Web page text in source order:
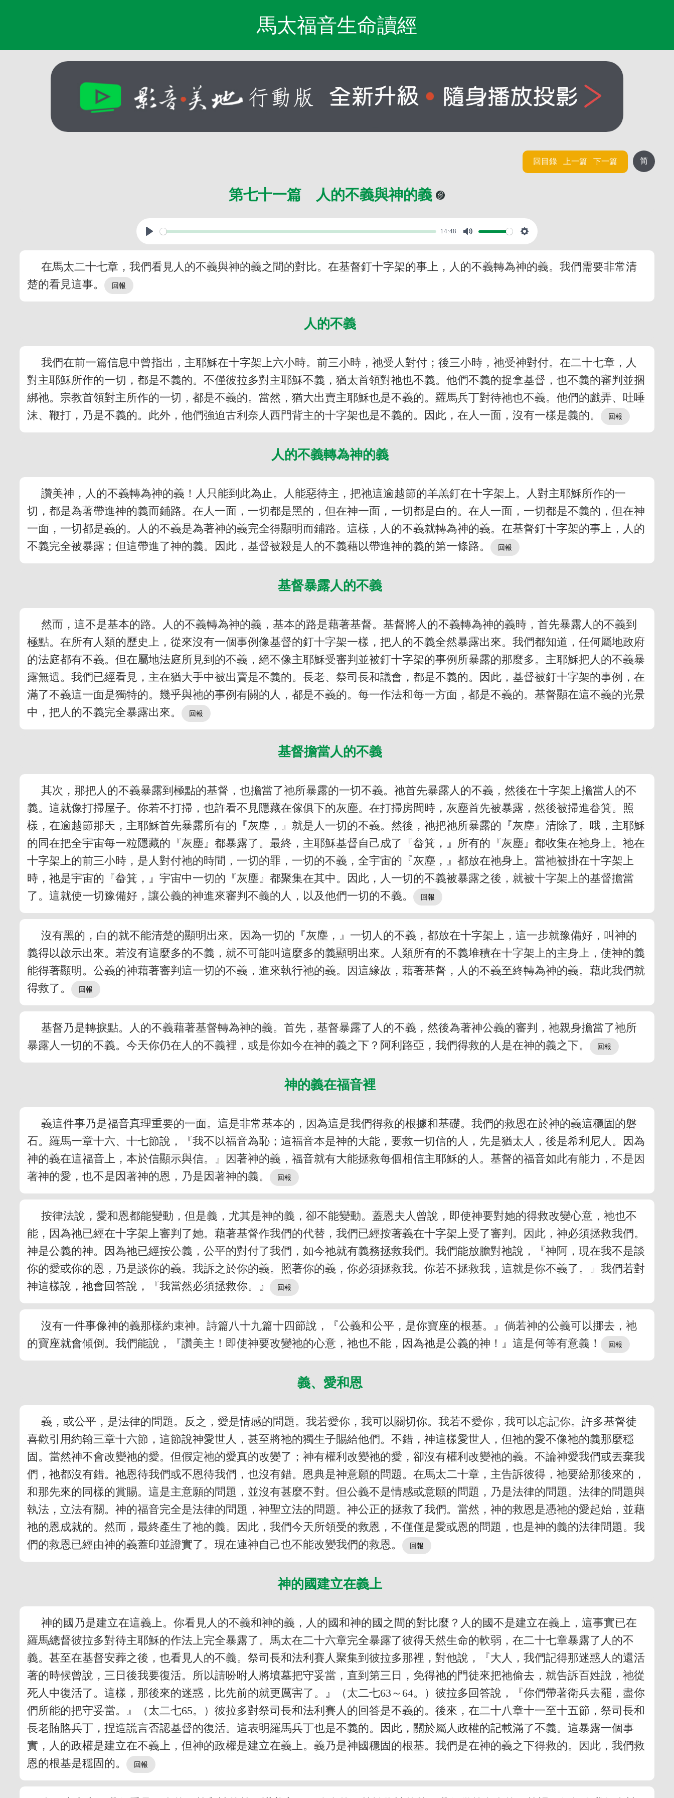
馬太福音生命讀經
简
回目錄 上一篇 下一篇
第七十一篇 人的不義與神的義
14:48
在馬太二十七章，我們看見人的不義與神的義之間的對比。在基督釘十字架的事上，人的不義轉為神的義。我們需要非常清
楚的看見這事。
人的不義
我們在前一篇信息中曾指出，主耶穌在十字架上六小時。前三小時，祂受人對付；後三小時，祂受神對付。在二十七章，人
對主耶穌所作的一切，都是不義的。不僅彼拉多對主耶穌不義，猶太首領對祂也不義。他們不義的捉拿基督，也不義的審判並捆
綁祂。宗教首領對主所作的一切，都是不義的。當然，猶大出賣主耶穌也是不義的。羅馬兵丁對待祂也不義。他們的戲弄、吐唾
沫、鞭打，乃是不義的。此外，他們強迫古利奈人西門背主的十字架也是不義的。因此，在人一面，沒有一樣是義的。
人的不義轉為神的義
讚美神，人的不義轉為神的義！人只能到此為止。人能惡待主，把祂這逾越節的羊羔釘在十字架上。人對主耶穌所作的一
切，都是為著帶進神的義而鋪路。在人一面，一切都是黑的，但在神一面，一切都是白的。在人一面，一切都是不義的，但在神
一面，一切都是義的。人的不義是為著神的義完全得顯明而鋪路。這樣，人的不義就轉為神的義。在基督釘十字架的事上，人的
不義完全被暴露；但這帶進了神的義。因此，基督被殺是人的不義藉以帶進神的義的第一條路。
基督暴露人的不義
然而，這不是基本的路。人的不義轉為神的義，基本的路是藉著基督。基督將人的不義轉為神的義時，首先暴露人的不義到
極點。在所有人類的歷史上，從來沒有一個事例像基督的釘十字架一樣，把人的不義全然暴露出來。我們都知道，任何屬地政府
的法庭都有不義。但在屬地法庭所見到的不義，絕不像主耶穌受審判並被釘十字架的事例所暴露的那麼多。主耶穌把人的不義暴
露無遺。我們已經看見，主在猶大手中被出賣是不義的。長老、祭司長和議會，都是不義的。因此，基督被釘十字架的事例，在
滿了不義這一面是獨特的。幾乎與祂的事例有關的人，都是不義的。每一作法和每一方面，都是不義的。基督顯在這不義的光景
中，把人的不義完全暴露出來。
基督擔當人的不義
其次，那把人的不義暴露到極點的基督，也擔當了祂所暴露的一切不義。祂首先暴露人的不義，然後在十字架上擔當人的不
義。這就像打掃屋子。你若不打掃，也許看不見隱藏在傢俱下的灰塵。在打掃房間時，灰塵首先被暴露，然後被掃進畚箕。照
樣，在逾越節那天，主耶穌首先暴露所有的『灰塵，』就是人一切的不義。然後，祂把祂所暴露的『灰塵』清除了。哦，主耶穌
的同在把全宇宙每一粒隱藏的『灰塵』都暴露了。最終，主耶穌基督自己成了『畚箕，』所有的『灰塵』都收集在祂身上。祂在
十字架上的前三小時，是人對付祂的時間，一切的罪，一切的不義，全宇宙的『灰塵，』都放在祂身上。當祂被掛在十字架上
時，祂是宇宙的『畚箕，』宇宙中一切的『灰塵』都聚集在其中。因此，人一切的不義被暴露之後，就被十字架上的基督擔當
了。這就使一切豫備好，讓公義的神進來審判不義的人，以及他們一切的不義。
沒有黑的，白的就不能清楚的顯明出來。因為一切的『灰塵，』一切人的不義，都放在十字架上，這一步就豫備好，叫神的
義得以啟示出來。若沒有這麼多的不義，就不可能叫這麼多的義顯明出來。人類所有的不義堆積在十字架上的主身上，使神的義
能得著顯明。公義的神藉著審判這一切的不義，進來執行祂的義。因這緣故，藉著基督，人的不義至終轉為神的義。藉此我們就
得救了。
基督乃是轉捩點。人的不義藉著基督轉為神的義。首先，基督暴露了人的不義，然後為著神公義的審判，祂親身擔當了祂所
暴露人一切的不義。今天你仍在人的不義裡，或是你如今在神的義之下？阿利路亞，我們得救的人是在神的義之下。
神的義在福音裡
義這件事乃是福音真理重要的一面。這是非常基本的，因為這是我們得救的根據和基礎。我們的救恩在於神的義這穩固的磐
石。羅馬一章十六、十七節說，『我不以福音為恥；這福音本是神的大能，要救一切信的人，先是猶太人，後是希利尼人。因為
神的義在這福音上，本於信顯示與信。』因著神的義，福音就有大能拯救每個相信主耶穌的人。基督的福音如此有能力，不是因
著神的愛，也不是因著神的恩，乃是因著神的義。
按律法說，愛和恩都能變動，但是義，尤其是神的義，卻不能變動。蓋恩夫人曾說，即使神要對她的得救改變心意，祂也不
能，因為祂已經在十字架上審判了她。藉著基督作我們的代替，我們已經按著義在十字架上受了審判。因此，神必須拯救我們。
神是公義的神。因為祂已經按公義，公平的對付了我們，如今祂就有義務拯救我們。我們能放膽對祂說，『神阿，現在我不是談
你的愛或你的恩，乃是談你的義。我訴之於你的義。照著你的義，你必須拯救我。你若不拯救我，這就是你不義了。』我們若對
神這樣說，祂會回答說，『我當然必須拯救你。』
沒有一件事像神的義那樣約束神。詩篇八十九篇十四節說，『公義和公平，是你寶座的根基。』倘若神的公義可以挪去，祂
的寶座就會傾倒。我們能說，『讚美主！即使神要改變祂的心意，祂也不能，因為祂是公義的神！』這是何等有意義！
義、愛和恩
義，或公平，是法律的問題。反之，愛是情感的問題。我若愛你，我可以關切你。我若不愛你，我可以忘記你。許多基督徒
喜歡引用約翰三章十六節，這節說神愛世人，甚至將祂的獨生子賜給他們。不錯，神這樣愛世人，但祂的愛不像祂的義那麼穩
固。當然神不會改變祂的愛。但假定祂的愛真的改變了；神有權利改變祂的愛，卻沒有權利改變祂的義。不論神愛我們或丟棄我
們，祂都沒有錯。祂恩待我們或不恩待我們，也沒有錯。恩典是神意願的問題。在馬太二十章，主告訴彼得，祂要給那後來的，
和那先來的同樣的賞賜。這是主意願的問題，並沒有甚麼不對。但公義不是情感或意願的問題，乃是法律的問題。法律的問題與
執法，立法有關。神的福音完全是法律的問題，神聖立法的問題。神公正的拯救了我們。當然，神的救恩是憑祂的愛起始，並藉
祂的恩成就的。然而，最終產生了祂的義。因此，我們今天所領受的救恩，不僅僅是愛或恩的問題，也是神的義的法律問題。我
們的救恩已經由神的義蓋印並證實了。現在連神自己也不能改變我們的救恩。
神的國建立在義上
神的國乃是建立在這義上。你看見人的不義和神的義，人的國和神的國之間的對比麼？人的國不是建立在義上，這事實已在
羅馬總督彼拉多對待主耶穌的作法上完全暴露了。馬太在二十六章完全暴露了彼得天然生命的軟弱，在二十七章暴露了人的不
義。甚至在基督安葬之後，也看見人的不義。祭司長和法利賽人聚集到彼拉多那裡，對他說，『大人，我們記得那迷惑人的還活
著的時候曾說，三日後我要復活。所以請吩咐人將墳墓把守妥當，直到第三日，免得祂的門徒來把祂偷去，就告訴百姓說，祂從
死人中復活了。這樣，那後來的迷惑，比先前的就更厲害了。』（太二七63～64。）彼拉多回答說，『你們帶著衛兵去罷，盡你
們所能的把守妥當。』（太二七65。）彼拉多對祭司長和法利賽人的回答是不義的。後來，在二十八章十一至十五節，祭司長和
長老賄賂兵丁，捏造謊言否認基督的復活。這表明羅馬兵丁也是不義的。因此，關於屬人政權的記載滿了不義。這暴露一個事
實，人的政權是建立在不義上，但神的政權是建立在義上。義乃是神國穩固的根基。我們是在神的義之下得救的。因此，我們救
恩的根基是穩固的。